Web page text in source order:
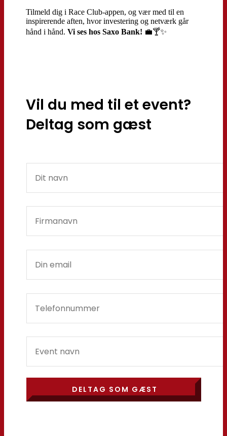
Tilmeld dig i Race Club-appen, og vær med til en
inspirerende aften, hvor investering og netværk går
hånd i hånd.Vi ses hos Saxo Bank! 💼🍸✨
Vil du med til et event?
Deltag som gæst
DELTAG SOM GÆST